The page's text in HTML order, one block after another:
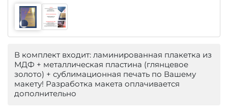
В комплект входит: ламинированная плакетка из
МДФ + металлическая пластина (глянцевое
золото) + сублимационная печать по Вашему
макету! Разработка макета оплачивается
дополнительно